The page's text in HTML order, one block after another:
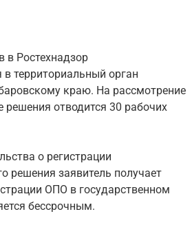
в Ростехнадзор
территориальный орган
краю. На рассмотрение
решения отводится 30 рабочих
о регистрации
решения заявитель получает
ОПО в государственном
бессрочным.